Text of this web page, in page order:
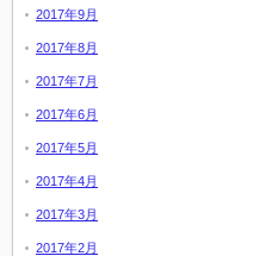
2017年9月
2017年8月
2017年7月
2017年6月
2017年5月
2017年4月
2017年3月
2017年2月